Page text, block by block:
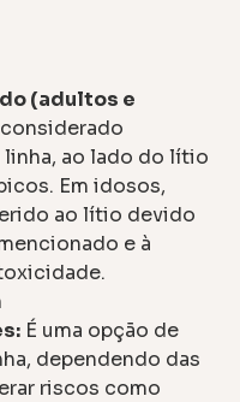
(adultos e
ao lado do lítio
Em idosos,
ao lítio devido
e à
É uma opção de
dependendo das
riscos como